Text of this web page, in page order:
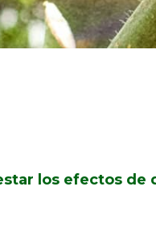
los efectos de